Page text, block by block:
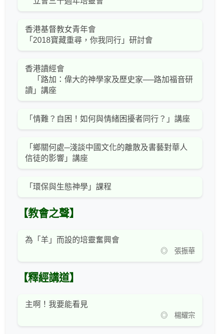
香港基督教女青年會
「2018寶藏重尋，你我同行」研討會
香港讀經會
「路加：偉大的神學家及歷史家──路加福音研
讀」講座
「情難？自困！如何與情緒困擾者同行？」講座
「鄉關何處─淺談中國文化的離散及書藝對華人
信徒的影響」講座
「環保與生態神學」課程
【教會之聲】
為「羊」而設的培靈奮興會
◎ 張振華
【釋經講道】
主啊！我要能看見
◎ 楊耀宗